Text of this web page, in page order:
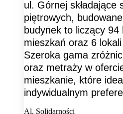
ul. Górnej składające
piętrowych,
budynek to liczący 94
mieszkań oraz 6 lokali
Szeroka gama
oraz metraży w
mieszkanie, które
indywidualnym
Al. Solidarności